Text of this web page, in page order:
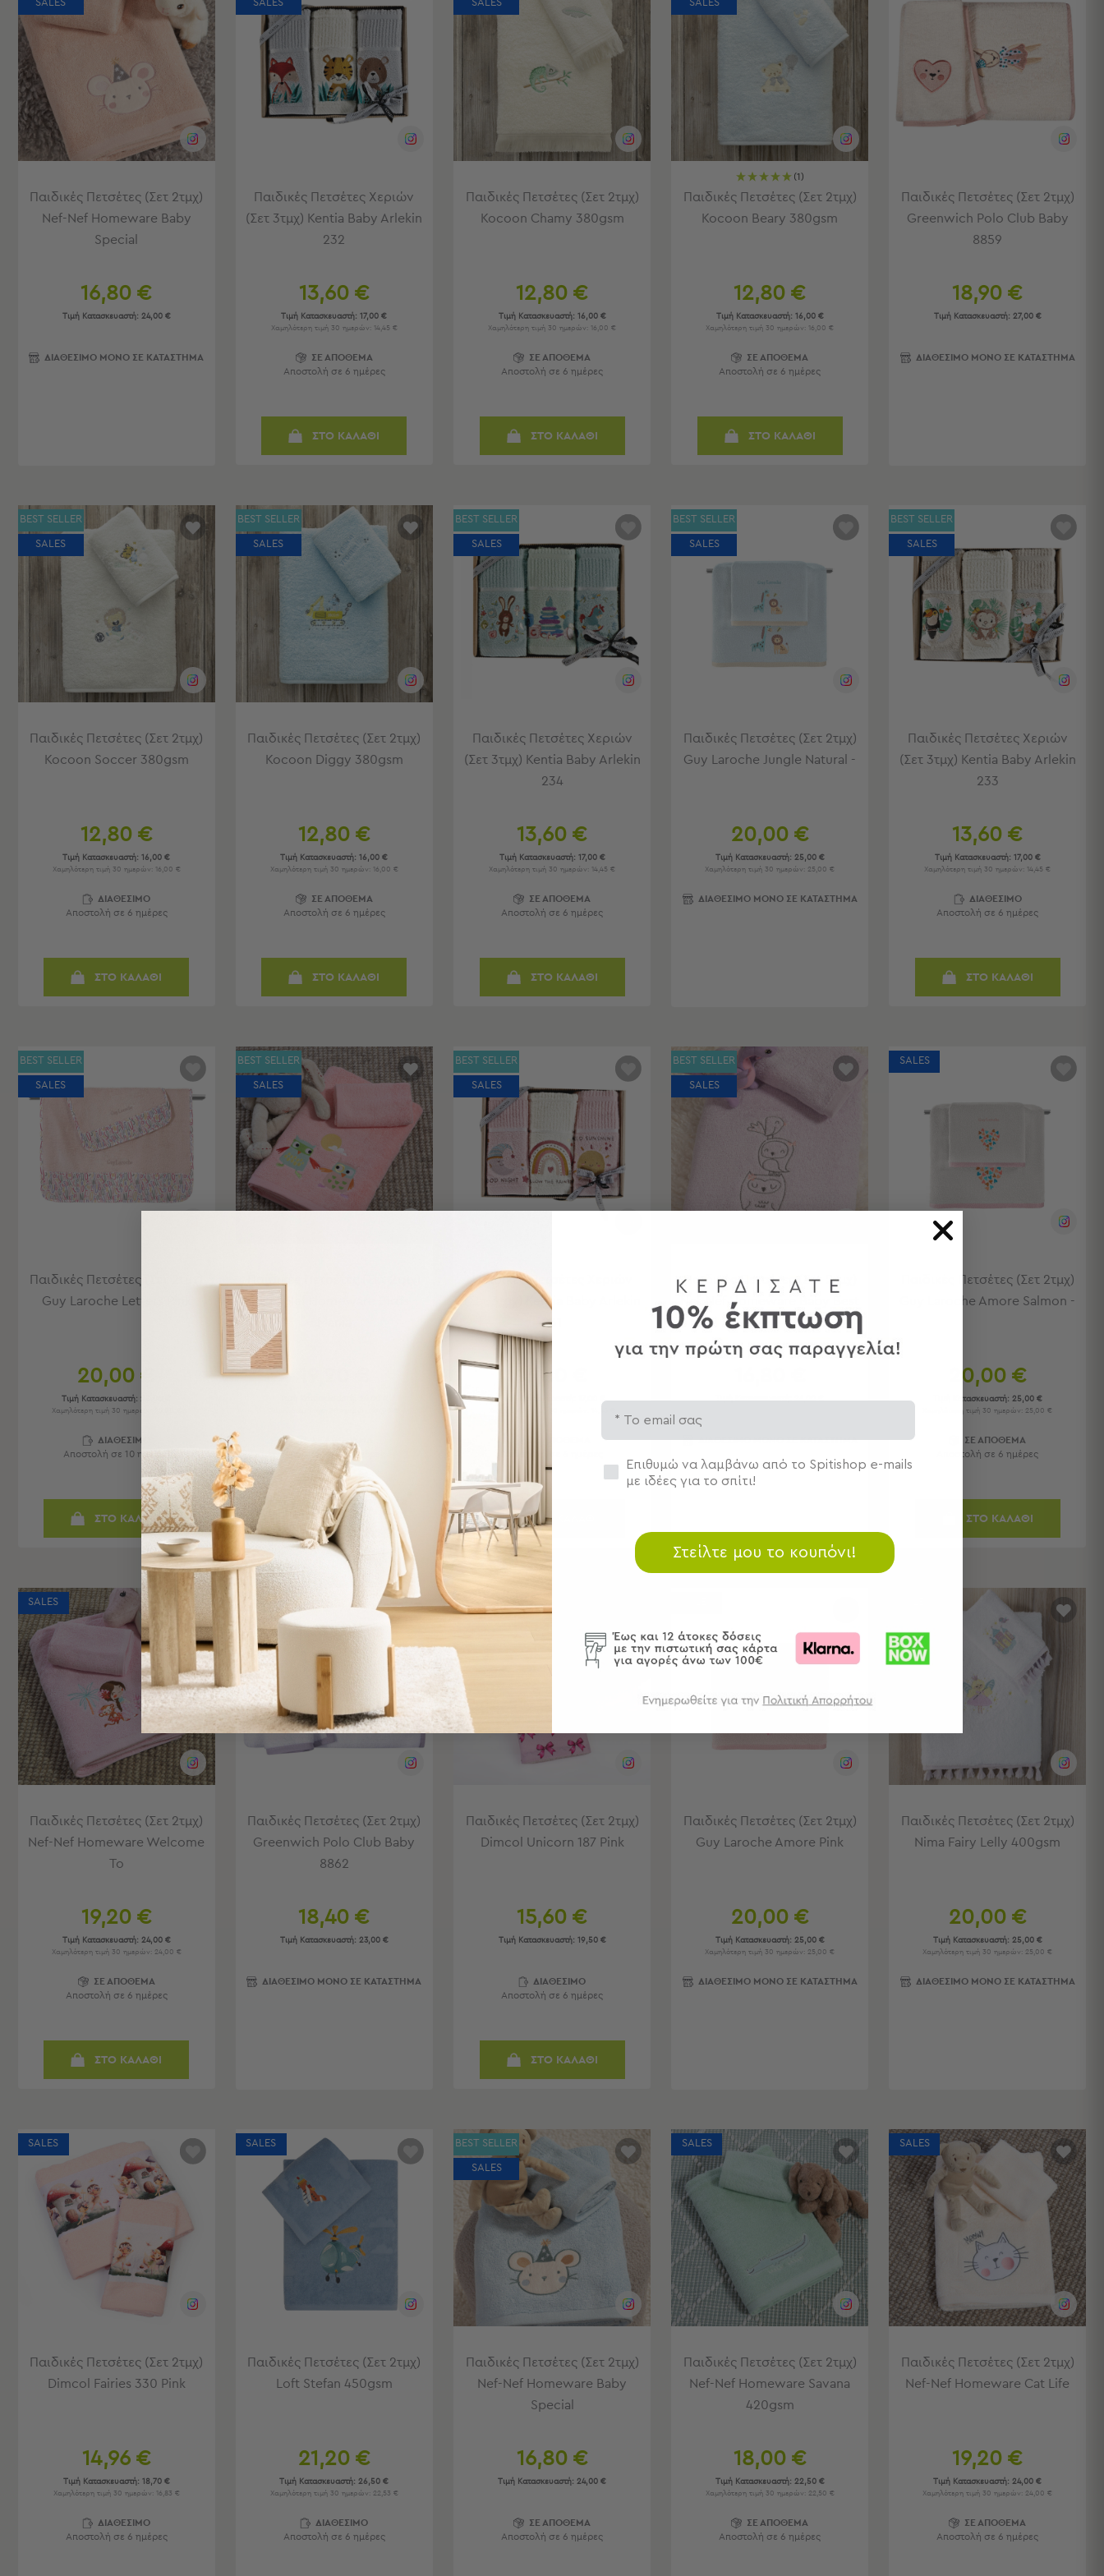
Είδη
Μπάνιου
Οργάνωση
Σπιτιού
Βρεφικά
Παιδικά
Ένδυση
Δωμάτια
Σαλόνι
Μπάνιο
Πετσέτες
Πετσέτες
Ενηλίκων
Παρεό
Τσάντες
Σαγιονάρες
Γυναικείες
Παιδικές
&
Είδη
Παραλίας
Εξοπλισμός
Παραλίας
Προβολή
Παραλίας
Ψάθες
Υποστρώματα
Ισοθερμικές
Εξοπλισμός
&
Αξεσουάρ
Είδη
Ταξιδίου
Είδη
Ταξιδίου
Μαξιλάρια
&
Μάσκες
Νεσεσέρ
Πετσέτες
Πόντσο
Σαγιονάρες
Θαλάσσης
Σωσίβια
Μπρατσάκια
Φουσκωτά
Θαλάσσης
Παπούτσια
Αφίξεις
SALES
Παιδικές Πετσέτες (Σετ 2τμχ)
Nef-Nef Homeware Baby
Special
16,80 €
Τιμή Κατασκευαστή: 24,00 €
ΔΙΑΘΕΣΙΜΟ ΜΟΝΟ ΣΕ ΚΑΤΑΣΤΗΜΑ
SALES
Παιδικές Πετσέτες Χεριών
(Σετ 3τμχ) Kentia Baby Arlekin
232
13,60 €
Τιμή Κατασκευαστή: 17,00 €
Χαμηλότερη τιμή 30 ημερών: 14,45 €
ΣΕ ΑΠΟΘΕΜΑ
Αποστολή σε 6 ημέρες
ΣΤΟ ΚΑΛΑΘΙ
SALES
Παιδικές Πετσέτες (Σετ 2τμχ)
Kocoon Chamy 380gsm
12,80 €
Τιμή Κατασκευαστή: 16,00 €
Χαμηλότερη τιμή 30 ημερών: 16,00 €
ΣΕ ΑΠΟΘΕΜΑ
Αποστολή σε 6 ημέρες
ΣΤΟ ΚΑΛΑΘΙ
SALES
(1)
Παιδικές Πετσέτες (Σετ 2τμχ)
Kocoon Beary 380gsm
12,80 €
Τιμή Κατασκευαστή: 16,00 €
Χαμηλότερη τιμή 30 ημερών: 16,00 €
ΣΕ ΑΠΟΘΕΜΑ
Αποστολή σε 6 ημέρες
ΣΤΟ ΚΑΛΑΘΙ
Παιδικές Πετσέτες (Σετ 2τμχ)
Greenwich Polo Club Baby
8859
18,90 €
Τιμή Κατασκευαστή: 27,00 €
ΔΙΑΘΕΣΙΜΟ ΜΟΝΟ ΣΕ ΚΑΤΑΣΤΗΜΑ
BEST SELLER
SALES
Παιδικές Πετσέτες (Σετ 2τμχ)
Kocoon Soccer 380gsm
12,80 €
Τιμή Κατασκευαστή: 16,00 €
Χαμηλότερη τιμή 30 ημερών: 16,00 €
ΔΙΑΘΕΣΙΜΟ
Αποστολή σε 6 ημέρες
ΣΤΟ ΚΑΛΑΘΙ
BEST SELLER
SALES
Παιδικές Πετσέτες (Σετ 2τμχ)
Kocoon Diggy 380gsm
12,80 €
Τιμή Κατασκευαστή: 16,00 €
Χαμηλότερη τιμή 30 ημερών: 16,00 €
ΣΕ ΑΠΟΘΕΜΑ
Αποστολή σε 6 ημέρες
ΣΤΟ ΚΑΛΑΘΙ
BEST SELLER
SALES
Παιδικές Πετσέτες Χεριών
(Σετ 3τμχ) Kentia Baby Arlekin
234
13,60 €
Τιμή Κατασκευαστή: 17,00 €
Χαμηλότερη τιμή 30 ημερών: 14,45 €
ΣΕ ΑΠΟΘΕΜΑ
Αποστολή σε 6 ημέρες
ΣΤΟ ΚΑΛΑΘΙ
BEST SELLER
SALES
Παιδικές Πετσέτες (Σετ 2τμχ)
Guy Laroche Jungle Natural -
20,00 €
Τιμή Κατασκευαστή: 25,00 €
Χαμηλότερη τιμή 30 ημερών: 25,00 €
ΔΙΑΘΕΣΙΜΟ ΜΟΝΟ ΣΕ ΚΑΤΑΣΤΗΜΑ
BEST SELLER
SALES
Παιδικές Πετσέτες Χεριών
(Σετ 3τμχ) Kentia Baby Arlekin
233
13,60 €
Τιμή Κατασκευαστή: 17,00 €
Χαμηλότερη τιμή 30 ημερών: 14,45 €
ΔΙΑΘΕΣΙΜΟ
Αποστολή σε 6 ημέρες
ΣΤΟ ΚΑΛΑΘΙ
BEST SELLER
SALES
Παιδικές Πετσέτες (Σετ 2τμχ)
Guy Laroche Letters Pink
20,00 €
Τιμή Κατασκευαστή: 25,00 €
Χαμηλότερη τιμή 30 ημερών: 25,00 €
ΔΙΑΘΕΣΙΜΟ
Αποστολή σε 10 ημέρες
ΣΤΟ ΚΑΛΑΘΙ
BEST SELLER
SALES
Αποστολή σε 6 ημέρες
ΣΤΟ ΚΑΛΑΘΙ
BEST SELLER
SALES
Παιδικές Πετσέτες Χεριών
(Σετ 3τμχ) Kentia Baby Arlekin
231
13,60 €
ΣΤΟ ΚΑΛΑΘΙ
BEST SELLER
SALES
Παιδικές Πετσέτες (Σετ 2τμχ)
Nef-Nef Homeware Baby Best
Τιμή Κατασκευαστή:24,00 €
ΔΙΑΘΕΣΙΜΟ ΜΟΝΟ ΣΕ ΚΑΤΑΣΤΗΜΑ
SALES
Παιδικές Πετσέτες (Σετ 2τμχ)
Guy Laroche Amore Salmon -
20,00 €
Τιμή Κατασκευαστή: 25,00 €
Χαμηλότερη τιμή 30 ημερών: 25,00 €
ΣΕ ΑΠΟΘΕΜΑ
Αποστολή σε 6 ημέρες
ΣΤΟ ΚΑΛΑΘΙ
SALES
Παιδικές Πετσέτες (Σετ 2τμχ)
Nef-Nef Homeware Welcome
To
19,20 €
Τιμή Κατασκευαστή: 24,00 €
Χαμηλότερη τιμή 30 ημερών: 24,00 €
ΣΕ ΑΠΟΘΕΜΑ
Αποστολή σε 6 ημέρες
ΣΤΟ ΚΑΛΑΘΙ
BEST SELLER
SALES
Παιδικές Πετσέτες (Σετ 2τμχ)
Greenwich Polo Club Baby
8862
18,40 €
Τιμή Κατασκευαστή: 23,00 €
ΔΙΑΘΕΣΙΜΟ ΜΟΝΟ ΣΕ ΚΑΤΑΣΤΗΜΑ
BEST SELLER
Παιδικές Πετσέτες (Σετ 2τμχ)
Dimcol Unicorn 187 Pink
15,60 €
Τιμή Κατασκευαστή: 19,50 €
ΔΙΑΘΕΣΙΜΟ
Αποστολή σε 6 ημέρες
ΣΤΟ ΚΑΛΑΘΙ
Παιδικές Πετσέτες (Σετ 2τμχ)
Guy Laroche Amore Pink
20,00 €
Τιμή Κατασκευαστή: 25,00 €
Χαμηλότερη τιμή 30 ημερών: 25,00 €
ΔΙΑΘΕΣΙΜΟ ΜΟΝΟ ΣΕ ΚΑΤΑΣΤΗΜΑ
Παιδικές Πετσέτες (Σετ 2τμχ)
Nima Fairy Lelly 400gsm
20,00 €
Τιμή Κατασκευαστή: 25,00 €
Χαμηλότερη τιμή 30 ημερών: 25,00 €
ΔΙΑΘΕΣΙΜΟ ΜΟΝΟ ΣΕ ΚΑΤΑΣΤΗΜΑ
SALES
Παιδικές Πετσέτες (Σετ 2τμχ)
Dimcol Fairies 330 Pink
14,96 €
Τιμή Κατασκευαστή: 18,70 €
Χαμηλότερη τιμή 30 ημερών: 16,83 €
ΔΙΑΘΕΣΙΜΟ
Αποστολή σε 6 ημέρες
SALES
Παιδικές Πετσέτες (Σετ 2τμχ)
Loft Stefan 450gsm
21,20 €
Τιμή Κατασκευαστή: 26,50 €
Χαμηλότερη τιμή 30 ημερών: 22,53 €
ΔΙΑΘΕΣΙΜΟ
Αποστολή σε 6 ημέρες
BEST SELLER
SALES
Παιδικές Πετσέτες (Σετ 2τμχ)
Nef-Nef Homeware Baby
Special
16,80 €
Τιμή Κατασκευαστή: 24,00 €
ΣΕ ΑΠΟΘΕΜΑ
Αποστολή σε 6 ημέρες
SALES
Παιδικές Πετσέτες (Σετ 2τμχ)
Nef-Nef Homeware Savana
420gsm
18,00 €
Τιμή Κατασκευαστή: 22,50 €
Χαμηλότερη τιμή 30 ημερών: 22,50 €
ΣΕ ΑΠΟΘΕΜΑ
Αποστολή σε 6 ημέρες
SALES
Παιδικές Πετσέτες (Σετ 2τμχ)
Nef-Nef Homeware Cat Life
19,20 €
Τιμή Κατασκευαστή: 24,00 €
Χαμηλότερη τιμή 30 ημερών: 24,00 €
ΣΕ ΑΠΟΘΕΜΑ
Αποστολή σε 6 ημέρες
Email
Συγκατάθεση
Επιθυμώ να λαμβάνω από το Spitishop e-mails
με ιδέες για το σπίτι!
Στείλτε μου το κουπόνι!